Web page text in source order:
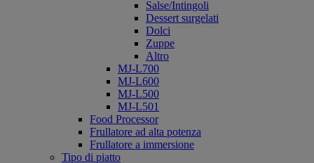
Salse/Intingoli
Dessert surgelati
Dolci
Zuppe
Altro
MJ-L700
MJ-L600
MJ-L500
MJ-L501
Food Processor
Frullatore ad alta potenza
Frullatore a immersione
Tipo di piatto